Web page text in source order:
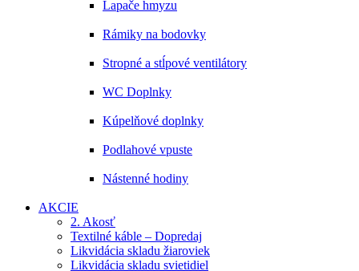
Lapače hmyzu
Rámiky na bodovky
Stropné a stĺpové ventilátory
WC Doplnky
Kúpelňové doplnky
Podlahové vpuste
Nástenné hodiny
AKCIE
2. Akosť
Textilné káble – Dopredaj
Likvidácia skladu žiaroviek
Likvidácia skladu svietidiel